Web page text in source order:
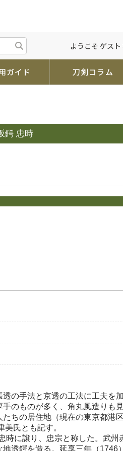
ようこそ ゲスト
ガイド 刀剣コラム
鍔 忠時
の手法と京透の工法に工夫を
のものが多く、角丸風造りも
ちの居住地（現在の東京都港
氏とも記す。
に譲り、忠宗と称した。武州
透鍔を造る。延享三年（1746